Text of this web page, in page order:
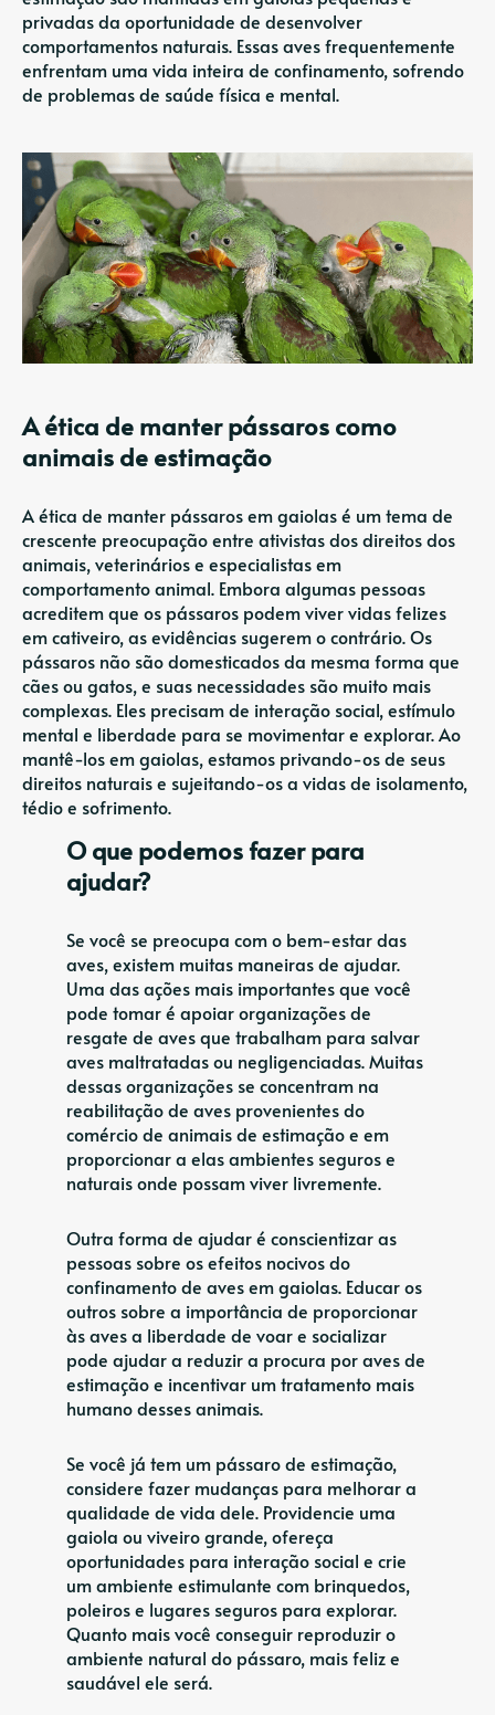
privadas da oportunidade de desenvolver
comportamentos naturais. Essas aves frequentemente
enfrentam uma vida inteira de confinamento, sofrendo
de problemas de saúde física e mental.
A ética de manter pássaros como
animais de estimação
A ética de manter pássaros em gaiolas é um tema de
crescente preocupação entre ativistas dos direitos dos
animais, veterinários e especialistas em
comportamento animal. Embora algumas pessoas
acreditem que os pássaros podem viver vidas felizes
em cativeiro, as evidências sugerem o contrário. Os
pássaros não são domesticados da mesma forma que
cães ou gatos, e suas necessidades são muito mais
complexas. Eles precisam de interação social, estímulo
mental e liberdade para se movimentar e explorar. Ao
mantê-los em gaiolas, estamos privando-os de seus
direitos naturais e sujeitando-os a vidas de isolamento,
tédio e sofrimento.
O que podemos fazer para
ajudar?
Se você se preocupa com o bem-estar das
aves, existem muitas maneiras de ajudar.
Uma das ações mais importantes que você
pode tomar é apoiar organizações de
resgate de aves que trabalham para salvar
aves maltratadas ou negligenciadas. Muitas
dessas organizações se concentram na
reabilitação de aves provenientes do
comércio de animais de estimação e em
proporcionar a elas ambientes seguros e
naturais onde possam viver livremente.
Outra forma de ajudar é conscientizar as
pessoas sobre os efeitos nocivos do
confinamento de aves em gaiolas. Educar os
outros sobre a importância de proporcionar
às aves a liberdade de voar e socializar
pode ajudar a reduzir a procura por aves de
estimação e incentivar um tratamento mais
humano desses animais.
Se você já tem um pássaro de estimação,
considere fazer mudanças para melhorar a
qualidade de vida dele. Providencie uma
gaiola ou viveiro grande, ofereça
oportunidades para interação social e crie
um ambiente estimulante com brinquedos,
poleiros e lugares seguros para explorar.
Quanto mais você conseguir reproduzir o
ambiente natural do pássaro, mais feliz e
saudável ele será.